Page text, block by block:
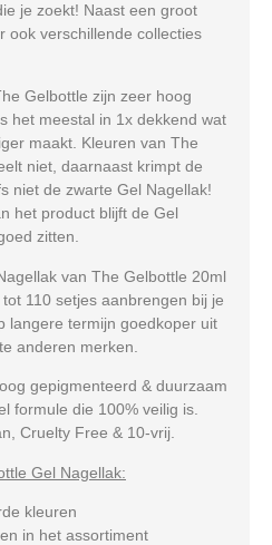
je zoekt! Naast een groot
ook verschillende collecties
Gelbottle zijn zeer hoog
het meestal in 1x dekkend wat
maakt. Kleuren van The
niet, daarnaast krimpt de
niet de zwarte Gel Nagellak!
het product blijft de Gel
zitten.
van The Gelbottle 20ml
110 setjes aanbrengen bij je
langere termijn goedkoper uit
anderen merken.
gepigmenteerd & duurzaam
formule die 100% veilig is.
Cruelty Free & 10-vrij.
Gel Nagellak:
kleuren
in het assortiment